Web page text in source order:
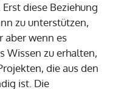
diese Beziehung
zu unterstützen,
aber wenn es
Wissen zu erhalten,
die aus den
ist. Die